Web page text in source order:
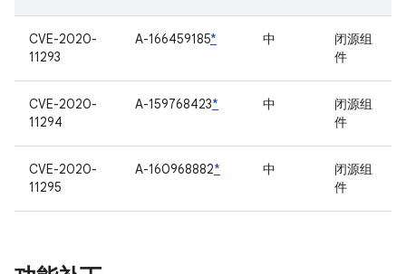
CVE-2020-
11293
A-166459185* 中
闭源组
件
CVE-2020-
11294
A-159768423* 中
闭源组
件
CVE-2020-
11295
A-160968882* 中
闭源组
件